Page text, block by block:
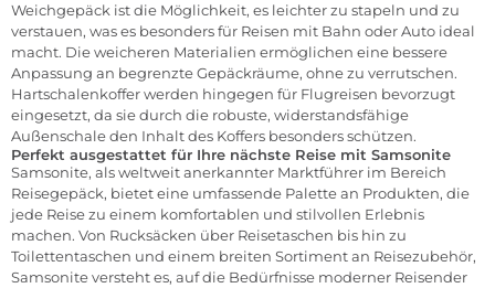
Weichgepäck ist die Möglichkeit, es leichter zu stapeln und zu
verstauen, was es besonders für Reisen mit Bahn oder Auto ideal
macht. Die weicheren Materialien ermöglichen eine bessere
Anpassung an begrenzte Gepäckräume, ohne zu verrutschen.
Hartschalenkoffer werden hingegen für Flugreisen bevorzugt
eingesetzt, da sie durch die robuste, widerstandsfähige
Außenschale den Inhalt des Koffers besonders schützen.
Perfekt ausgestattet für Ihre nächste Reise mit Samsonite
Samsonite, als weltweit anerkannter Marktführer im Bereich
Reisegepäck, bietet eine umfassende Palette an Produkten, die
jede Reise zu einem komfortablen und stilvollen Erlebnis
machen. Von Rucksäcken über Reisetaschen bis hin zu
Toilettentaschen und einem breiten Sortiment an Reisezubehör,
Samsonite versteht es, auf die Bedürfnisse moderner Reisender